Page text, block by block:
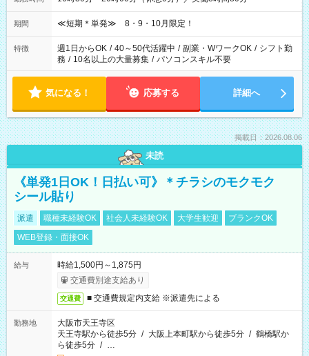
期間 ≪短期＊単発≫ 8・9・10月限定！
特徴 週1日からOK / 40～50代活躍中 / 副業・WワークOK / シフト勤
務 / 10名以上の大量募集 / パソコンスキル不要
気になる！ 応募する 詳細へ
掲載日：2026.08.06
未読
《単発1日OK！日払い可》＊チラシのモクモク
シール貼り
派遣 職種未経験OK 社会人未経験OK 大学生歓迎
ブランクOK
WEB登録・面接OK
給与
時給1,500円～1,875円
交通費別途支給あり
交通費 ■ 交通費規定内支給 ※派遣先による
勤務地
大阪市天王寺区
天王寺駅から徒歩5分 / 大阪上本町駅から徒歩5分 / 鶴橋駅か
ら徒歩5分 / …